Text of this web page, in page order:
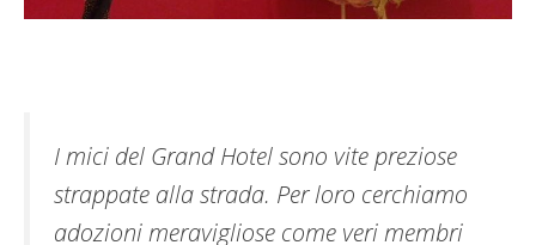
I mici del Grand Hotel sono vite preziose
strappate alla strada. Per loro cerchiamo
adozioni meravigliose come veri membri